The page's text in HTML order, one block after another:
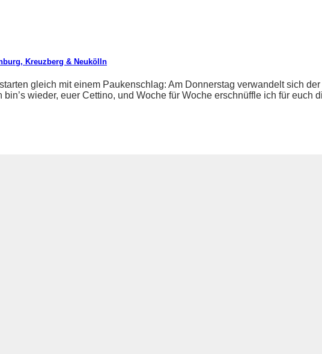
Kreuzberg & Neukölln
gleich mit einem Paukenschlag: Am Donnerstag verwandelt sich
wieder, euer Cettino, und Woche für Woche erschnüffle ich für euch